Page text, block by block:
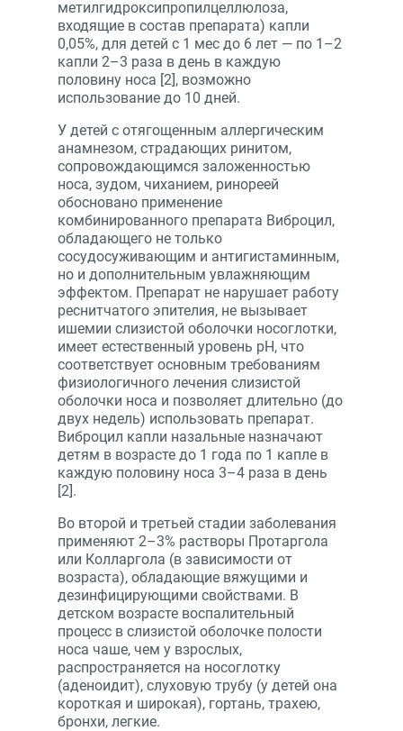
метилгидроксипропилцеллюлоза,
входящие в состав препарата) капли
0,05%, для детей с 1 мес до 6 лет — по 1–2
капли 2–3 раза в день в каждую
половину носа [2], возможно
использование до 10 дней.
У детей с отягощенным аллергическим
анамнезом, страдающих ринитом,
сопровождающимся заложенностью
носа, зудом, чиханием, ринореей
обосновано применение
комбинированного препарата Виброцил,
обладающего не только
сосудосуживающим и антигистаминным,
но и дополнительным увлажняющим
эффектом. Препарат не нарушает работу
реснитчатого эпителия, не вызывает
ишемии слизистой оболочки носоглотки,
имеет естественный уровень pH, что
соответствует основным требованиям
физиологичного лечения слизистой
оболочки носа и позволяет длительно (до
двух недель) использовать препарат.
Виброцил капли назальные назначают
детям в возрасте до 1 года по 1 капле в
каждую половину носа 3–4 раза в день
[2].
Во второй и третьей стадии заболевания
применяют 2–3% растворы Протаргола
или Колларгола (в зависимости от
возраста), обладающие вяжущими и
дезинфицирующими свойствами. В
детском возрасте воспалительный
процесс в слизистой оболочке полости
носа чаше, чем у взрослых,
распространяется на носоглотку
(аденоидит), слуховую трубу (у детей она
короткая и широкая), гортань, трахею,
бронхи, легкие.